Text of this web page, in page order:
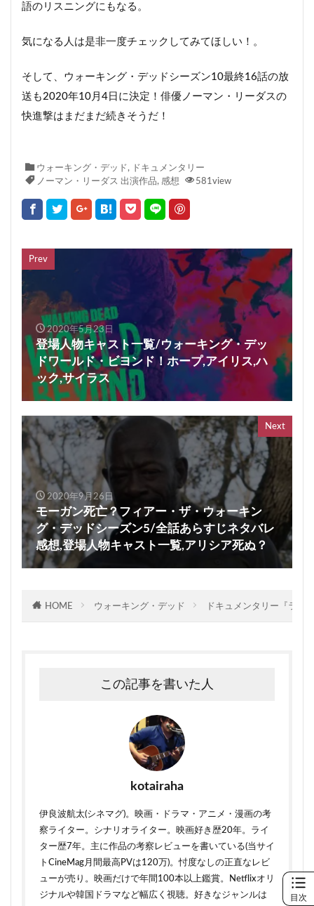
語のリスニングにもなる。
気になる人は是非一度チェックしてみてほしい！。
そして、ウォーキング・デッドシーズン10最終16話の放
送も2020年10月4日に決定！俳優ノーマン・リーダスの
快進撃はまだまだ続きそうだ！
ウォーキング・デッド, ドキュメンタリー
ノーマン・リーダス 出演作品, 感想 581view
Prev
2020年5月23日
登場人物キャスト一覧/ウォーキング・デッ
ドワールド・ビヨンド！ホープ,アイリス,ハ
ック,サイラス
Next
2020年9月26日
モーガン死亡？フィアー・ザ・ウォーキン
グ・デッドシーズン5/全話あらすじネタバレ
感想,登場人物キャスト一覧,アリシア死ぬ？
HOME ウォーキング・デッド ドキュメンタリー『ライ
この記事を書いた人
kotairaha
伊良波航太(シネマグ)。映画・ドラマ・アニメ・漫画の考
察ライター。シナリオライター。映画好き歴20年。ライ
ター歴7年。主に作品の考察レビューを書いている(当サイ
トCineMag月間最高PVは120万)。忖度なしの正直なレビ
ューが売り。映画だけで年間100本以上鑑賞。Netflixオリ
ジナルや韓国ドラマなど幅広く視聴。好きなジャンルは
目次